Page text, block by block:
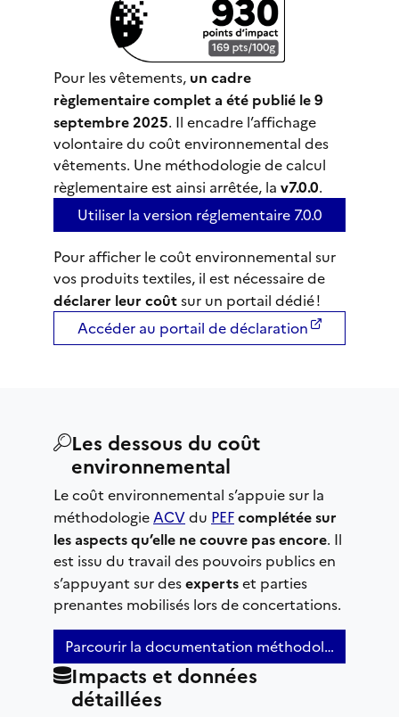
Pour les vêtements, un cadre
règlementaire complet a été publié le 9
septembre 2025. Il encadre l’affichage
volontaire du coût environnemental des
vêtements. Une méthodologie de calcul
règlementaire est ainsi arrêtée, la v7.0.0.
Utiliser la version réglementaire 7.0.0
Pour afficher le coût environnemental sur
vos produits textiles, il est nécessaire de
déclarer leur coûtsur un portail dédié !
Accéder au portail de déclaration
Les dessous du coût
environnemental
Le coût environnemental s’appuie sur la
méthodologieACVdu PEFcomplétée sur
les aspects qu’elle ne couvre pas encore. Il
est issu du travail des pouvoirs publics en
s’appuyant sur desexpertset parties
prenantes mobilisés lors de concertations.
Parcourir la documentation méthodologique
Impacts et données
détaillées